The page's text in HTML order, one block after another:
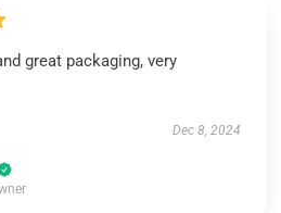
great packaging, very
Dec 8, 2024